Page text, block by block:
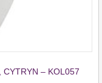
CYTRYN – KOL057